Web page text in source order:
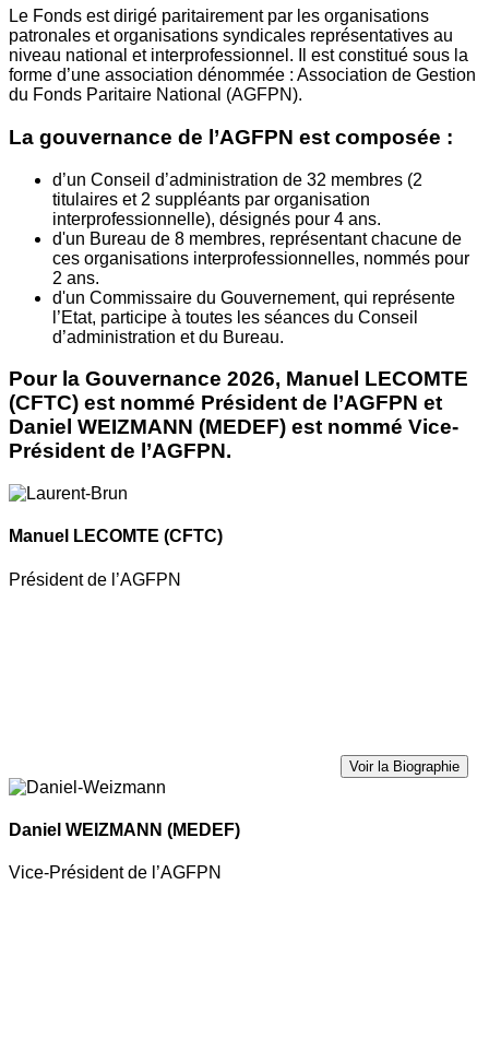
Le Fonds est dirigé paritairement par les organisations
patronales et organisations syndicales représentatives au
niveau national et interprofessionnel. Il est constitué sous la
forme d’une association dénommée : Association de Gestion
du Fonds Paritaire National (AGFPN).
La gouvernance de l’AGFPN est composée :
d’un Conseil d’administration de 32 membres (2
titulaires et 2 suppléants par organisation
interprofessionnelle), désignés pour 4 ans.
d'un Bureau de 8 membres, représentant chacune de
ces organisations interprofessionnelles, nommés pour
2 ans.
d'un Commissaire du Gouvernement, qui représente
l’Etat, participe à toutes les séances du Conseil
d’administration et du Bureau.
Pour la Gouvernance 2026, Manuel LECOMTE
(CFTC) est nommé Président de l’AGFPN et
Daniel WEIZMANN (MEDEF) est nommé Vice-
Président de l’AGFPN.
Manuel LECOMTE (CFTC)
Président de l’AGFPN
Voir la Biographie
Daniel WEIZMANN (MEDEF)
Vice-Président de l’AGFPN